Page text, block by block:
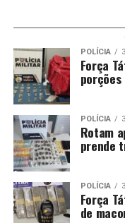
POLÍCIA
Força
porções
POLÍCIA
Rotam
prende
POLÍCIA
Força
de